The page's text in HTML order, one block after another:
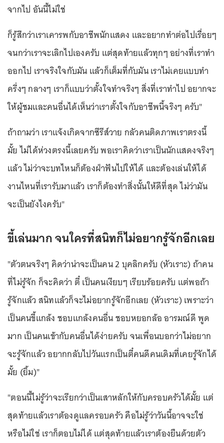
จากไป อันนี้ไม่ใช่
ก็รู้สึกว่าเราเคารพกับอาชีพนักแสดง และอยากทำต่อไปเรื่อยๆ
จนกว่าเราจะเลิกไปเองครับ แต่สุดท้ายแล้วทุกๆ อย่างที่เราทำ
ออกไป เราจริงใจกับมัน แล้วก็เต็มที่กับมัน เราไม่เคยแบบทำ
ครึ่งๆ กลางๆ เราก็แบบว่าตั้งใจทำจริงๆ สิ่งที่เราทำไป อยากจะ
ให้ผู้ชมและคนอื่นได้เห็นว่าเราตั้งใจกับอาชีพนี้จริงๆ ครับ"
ถ้าถามว่า เราแจ้งเกิดจากซีรีส์วาย กลัวคนติดภาพเราตรงนี้
มั้ย ไม่ได้ห่วงตรงนี้เลยครับ พอเราคิดว่าเราเป็นนักแสดงจริงๆ
แล้ว ไม่ว่าจะบทไหนก็ต้องฝ่าฟันไปให้ได้ และต้องเล่นให้ได้
งานไหนที่เรารับมาแล้ว เราก็ต้องทำสิ่งนั้นให้ดีที่สุด ไม่ว่ามัน
จะเป็นยังไงครับ"
ขี้เล่นมาก จนใครที่สนิทก็ไม่อยากรู้จักอีกเลย
"ตัวตนจริงๆ คิดว่าน่าจะเป็นคน 2 บุคลิกครับ (หัวเราะ) ถ้าคน
ที่ไม่รู้จัก ก็จะคิดว่า ตี๋ เป็นคนเงียบๆ เรียบร้อยครับ แต่พอถ้า
รู้จักแล้ว สนิทแล้วก็จะไม่อยากรู้จักอีกเลย (หัวเราะ) เพราะว่า
เป็นคนขี้แกล้ง ชอบแกล้งคนอื่น ชอบหยอกล้อ อารมณ์ดี พูด
มาก เป็นคนเข้ากับคนอื่นได้ง่ายครับ จนเพื่อนบอกว่าไม่อยาก
จะรู้จักแล้ว อยากกลับไปวันแรกเป็นตี๋คนดีคนเดิมที่เคยรู้จักได้
มั้ย (ยิ้ม)"
"ตอนนี้ไม่รู้ว่าจะเรียกว่าเป็นเสาหลักให้กับครอบครัวได้มั้ย แต่
สุดท้ายแล้วเราต้องดูแลครอบครัว คือไม่รู้ว่าวันนี้อาจจะใช่
หรือไม่ใช่ เราก็ตอบไม่ได้ แต่สุดท้ายแล้วเราต้องยืนด้วยตัว